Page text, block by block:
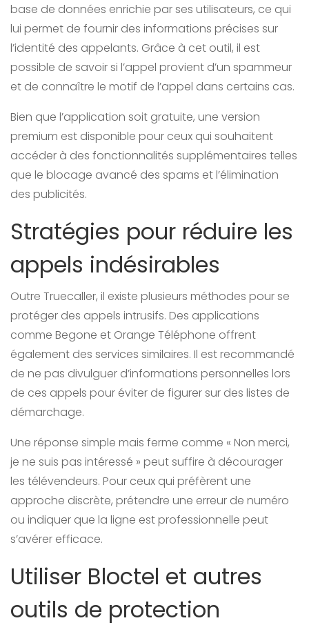
base de données enrichie par ses utilisateurs, ce qui
lui permet de fournir des informations précises sur
l’identité des appelants. Grâce à cet outil, il est
possible de savoir si l’appel provient d’un spammeur
et de connaître le motif de l’appel dans certains cas.
Bien que l’application soit gratuite, une version
premium est disponible pour ceux qui souhaitent
accéder à des fonctionnalités supplémentaires telles
que le blocage avancé des spams et l’élimination
des publicités.
Stratégies pour réduire les
appels indésirables
Outre Truecaller, il existe plusieurs méthodes pour se
protéger des appels intrusifs. Des applications
comme Begone et Orange Téléphone offrent
également des services similaires. Il est recommandé
de ne pas divulguer d’informations personnelles lors
de ces appels pour éviter de figurer sur des listes de
démarchage.
Une réponse simple mais ferme comme « Non merci,
je ne suis pas intéressé » peut suffire à décourager
les télévendeurs. Pour ceux qui préfèrent une
approche discrète, prétendre une erreur de numéro
ou indiquer que la ligne est professionnelle peut
s’avérer efficace.
Utiliser Bloctel et autres
outils de protection